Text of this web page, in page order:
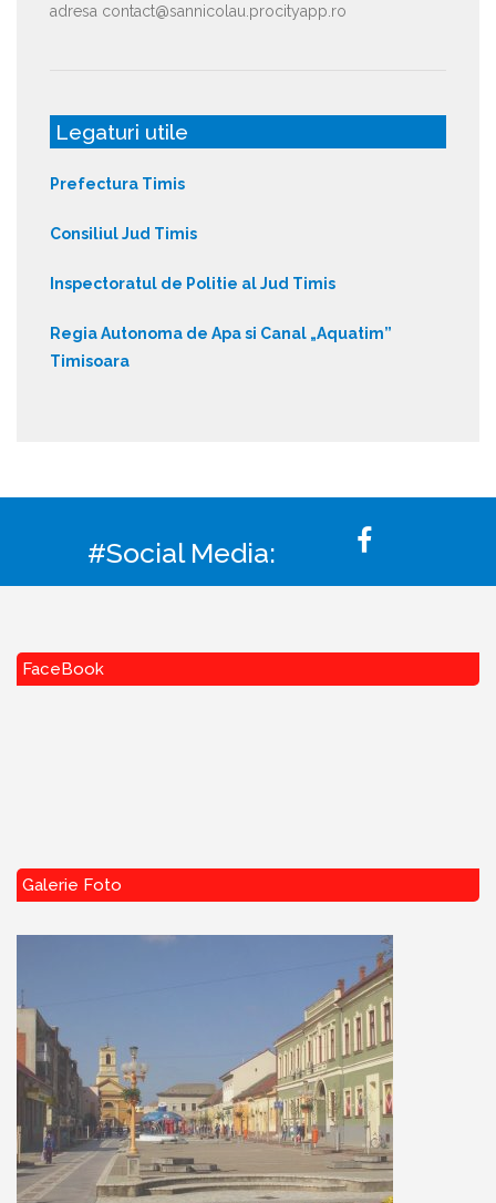
adresa contact@sannicolau.procityapp.ro
Legaturi utile
Prefectura Timis
Consiliul Jud Timis
Inspectoratul de Politie al Jud Timis
Regia Autonoma de Apa si Canal „Aquatim”
Timisoara
#Social Media:
FaceBook
Galerie Foto